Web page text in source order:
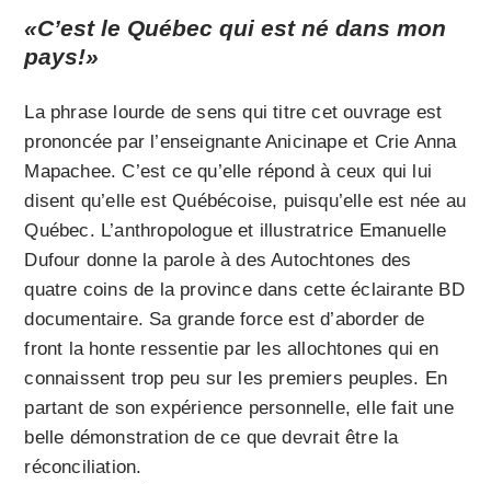
«C’est le Québec qui est né dans mon
pays!»
La phrase lourde de sens qui titre cet ouvrage est
prononcée par l’enseignante Anicinape et Crie Anna
Mapachee. C’est ce qu’elle répond à ceux qui lui
disent qu’elle est Québécoise, puisqu’elle est née au
Québec. L’anthropologue et illustratrice Emanuelle
Dufour donne la parole à des Autochtones des
quatre coins de la province dans cette éclairante BD
documentaire. Sa grande force est d’aborder de
front la honte ressentie par les allochtones qui en
connaissent trop peu sur les premiers peuples. En
partant de son expérience personnelle, elle fait une
belle démonstration de ce que devrait être la
réconciliation.